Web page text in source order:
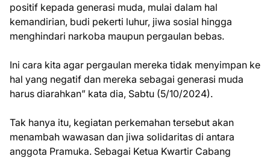
positif kepada generasi muda, mulai dalam hal
kemandirian, budi pekerti luhur, jiwa sosial hingga
menghindari narkoba maupun pergaulan bebas.
Ini cara kita agar pergaulan mereka tidak menyimpan ke
hal yang negatif dan mereka sebagai generasi muda
harus diarahkan” kata dia, Sabtu (5/10/2024).
Tak hanya itu, kegiatan perkemahan tersebut akan
menambah wawasan dan jiwa solidaritas di antara
anggota Pramuka. Sebagai Ketua Kwartir Cabang